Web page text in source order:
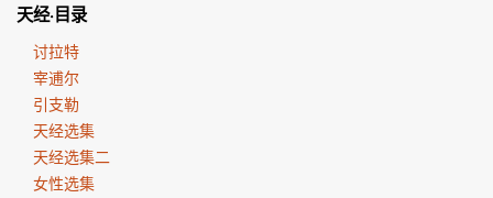
天经·目录
讨拉特
宰逋尔
引支勒
天经选集
天经选集二
女性选集